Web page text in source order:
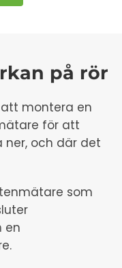
på rör
montera en
för att
ner, och där det
som
en